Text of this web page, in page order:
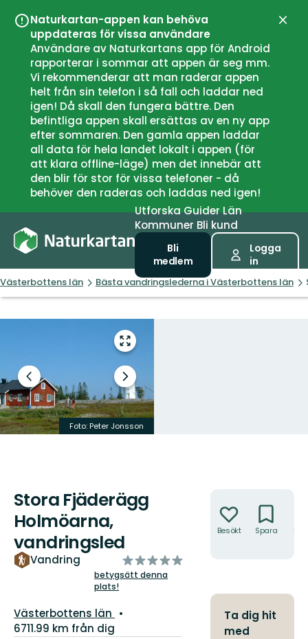
Naturkartan-appen kan behöva
uppdateras för vissa användare
Användare av Naturkartans app för Android
rapporterar i sommar att appen är seg mm.
Vi rekommenderar att man raderar appen
helt från sin telefon i så fall och laddar ned
igen! Då skall den fungera bättre. Den
befintliga appen skall ersättas av en ny app
efter sommaren. Den gamla appen laddar
all data för hela landet lokalt i appen (för
att klara offline-läge) men det innebär att
den blir för stor för vissa telefoner - då
behöver den raderas och laddas ned igen!
UtforskaGuiderLän
Kommuner Bli kund
Bli
medlem
Logga
in
Västerbottens län Bästa vandringslederna i Västerbottens län
Gå
till
helskärmsläge
Föregående
bild
Nästa
bildspel
Foto: Peter Jonsson
Stora Fjäderägg
Holmöarna,
vandringsled
Vandring
av
5
betygsätt denna
plats!
Län:
Västerbottens län
6711.99 km från dig
Besökt Spara
Ta dig hit
med